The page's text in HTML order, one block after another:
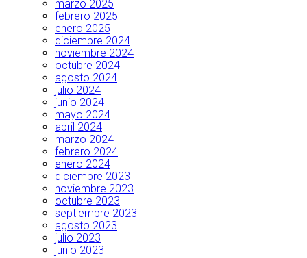
marzo 2025
febrero 2025
enero 2025
diciembre 2024
noviembre 2024
octubre 2024
agosto 2024
julio 2024
junio 2024
mayo 2024
abril 2024
marzo 2024
febrero 2024
enero 2024
diciembre 2023
noviembre 2023
octubre 2023
septiembre 2023
agosto 2023
julio 2023
junio 2023